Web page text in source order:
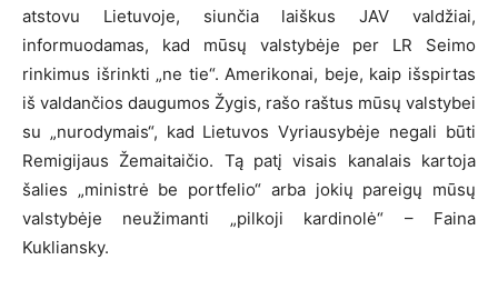
atstovu Lietuvoje, siunčia laiškus JAV valdžiai,
informuodamas, kad mūsų valstybėje per LR Seimo
rinkimus išrinkti „ne tie“. Amerikonai, beje, kaip išspirtas
iš valdančios daugumos Žygis, rašo raštus mūsų valstybei
su „nurodymais“, kad Lietuvos Vyriausybėje negali būti
Remigijaus Žemaitaičio. Tą patį visais kanalais kartoja
šalies „ministrė be portfelio“ arba jokių pareigų mūsų
valstybėje neužimanti „pilkoji kardinolė“ – Faina
Kukliansky.